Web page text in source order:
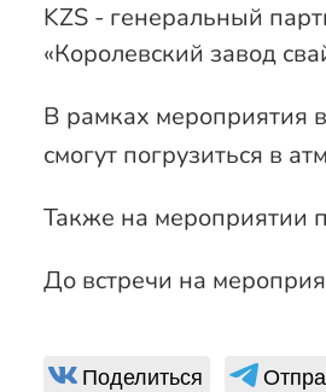
KZS - генеральный
«Королевский завод
В рамках мероприятия
смогут погрузиться в
Также на мероприятии
До встречи на
Поделиться